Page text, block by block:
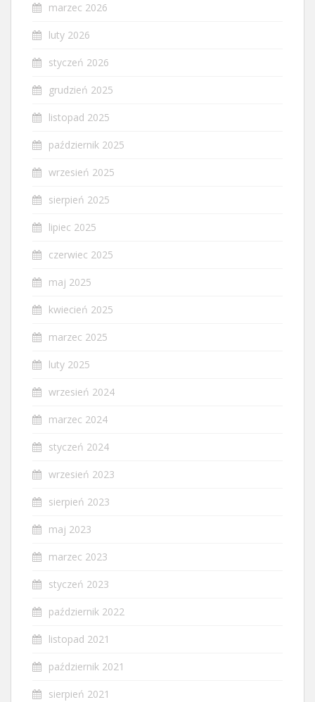
marzec 2026
luty 2026
styczeń 2026
grudzień 2025
listopad 2025
październik 2025
wrzesień 2025
sierpień 2025
lipiec 2025
czerwiec 2025
maj 2025
kwiecień 2025
marzec 2025
luty 2025
wrzesień 2024
marzec 2024
styczeń 2024
wrzesień 2023
sierpień 2023
maj 2023
marzec 2023
styczeń 2023
październik 2022
listopad 2021
październik 2021
sierpień 2021